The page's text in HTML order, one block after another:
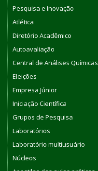
Pesquisa e Inovação
Atlética
Diretório Acadêmico
Autoavaliação
Central de Análises Químicas
Eleições
Empresa Júnior
Iniciação Científica
Grupos de Pesquisa
Laboratórios
Laboratório multiusuário
Núcleos